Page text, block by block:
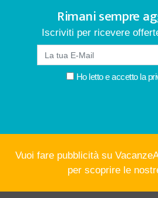
Rimani sempre
Iscriviti per ricevere
Ho letto e accetto la
Vuoi fare pubblicità su
per scoprire le